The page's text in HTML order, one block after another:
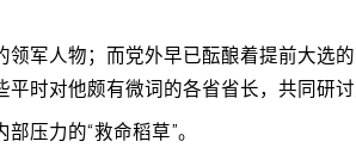
人物；而党外早已酝酿着提前大选的
时对他颇有微词的各省省长，共同研
压力的“救命稻草”。